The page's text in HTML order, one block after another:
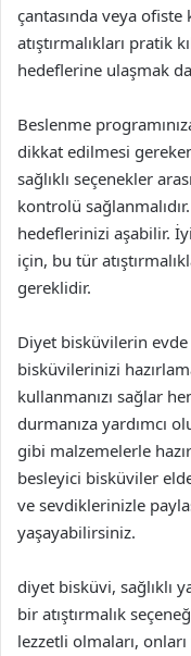
çantasında veya
atıştırmalıkları pratik
hedeflerine ulaşmak
Beslenme
dikkat edilmesi
sağlıklı seçenekler
kontrolü
hedeflerinizi aşabilir.
için, bu tür
gereklidir.
Diyet bisküvilerin evde
bisküvilerinizi
kullanmanızı sağlar
durmanıza yardımcı
gibi malzemelerle
besleyici bisküviler
ve sevdiklerinizle
yaşayabilirsiniz.
diyet bisküvi, sağlıklı
bir atıştırmalık
lezzetli olmaları,